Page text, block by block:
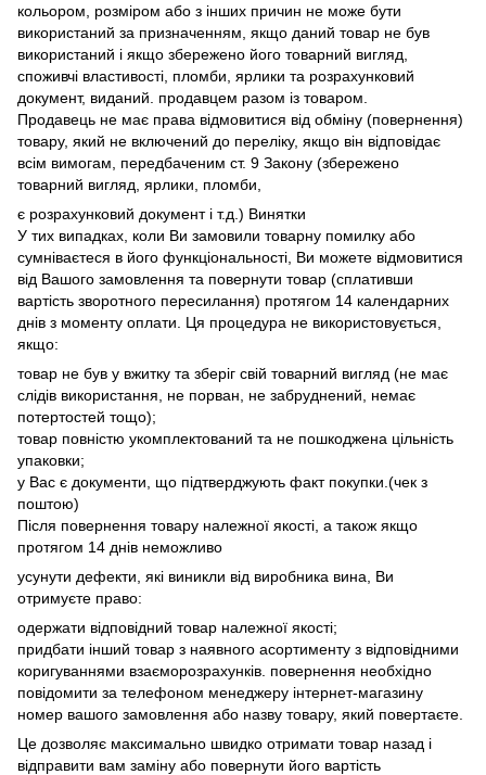
кольором, розміром або з інших причин не може бути
використаний за призначенням, якщо даний товар не був
використаний і якщо збережено його товарний вигляд,
споживчі властивості, пломби, ярлики та розрахунковий
документ, виданий. продавцем разом із товаром.
Продавець не має права відмовитися від обміну (повернення)
товару, який не включений до переліку, якщо він відповідає
всім вимогам, передбаченим ст. 9 Закону (збережено
товарний вигляд, ярлики, пломби,
є розрахунковий документ і т.д.) Винятки
У тих випадках, коли Ви замовили товарну помилку або
сумніваєтеся в його функціональності, Ви можете відмовитися
від Вашого замовлення та повернути товар (сплативши
вартість зворотного пересилання) протягом 14 календарних
днів з моменту оплати. Ця процедура не використовується,
якщо:
товар не був у вжитку та зберіг свій товарний вигляд (не має
слідів використання, не порван, не забруднений, немає
потертостей тощо);
товар повністю укомплектований та не пошкоджена цільність
упаковки;
у Вас є документи, що підтверджують факт покупки.(чек з
поштою)
Після повернення товару належної якості, а також якщо
протягом 14 днів неможливо
усунути дефекти, які виникли від виробника вина, Ви
отримуєте право:
одержати відповідний товар належної якості;
придбати інший товар з наявного асортименту з відповідними
коригуваннями взаєморозрахунків. повернення необхідно
повідомити за телефоном менеджеру інтернет-магазину
номер вашого замовлення або назву товару, який повертаєте.
Це дозволяє максимально швидко отримати товар назад і
відправити вам заміну або повернути його вартість